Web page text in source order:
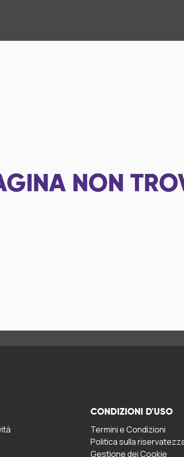
NON
CONDIZIONI D'USO
Termini e Condizioni
Politica sulla
Gestione dei Cookie